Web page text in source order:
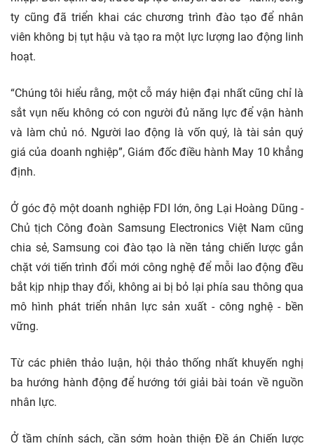
ty cũng đã triển khai các chương trình đào tạo để nhân
viên không bị tụt hậu và tạo ra một lực lượng lao động linh
hoạt.
“Chúng tôi hiểu rằng, một cỗ máy hiện đại nhất cũng chỉ là
sắt vụn nếu không có con người đủ năng lực để vận hành
và làm chủ nó. Người lao động là vốn quý, là tài sản quý
giá của doanh nghiệp”, Giám đốc điều hành May 10 khẳng
định.
Ở góc độ một doanh nghiệp FDI lớn, ông Lại Hoàng Dũng -
Chủ tịch Công đoàn Samsung Electronics Việt Nam cũng
chia sẻ, Samsung coi đào tạo là nền tảng chiến lược gắn
chặt với tiến trình đổi mới công nghệ để mỗi lao động đều
bắt kịp nhịp thay đổi, không ai bị bỏ lại phía sau thông qua
mô hình phát triển nhân lực sản xuất - công nghệ - bền
vững.
Từ các phiên thảo luận, hội thảo thống nhất khuyến nghị
ba hướng hành động để hướng tới giải bài toán về nguồn
nhân lực.
Ở tầm chính sách, cần sớm hoàn thiện Đề án Chiến lược